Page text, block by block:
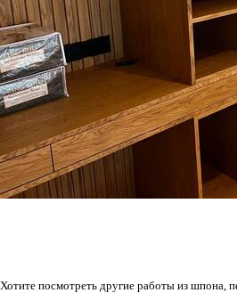
Хотите посмотреть другие работы из шпона,